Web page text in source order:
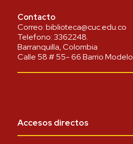
Contacto
Correo:biblioteca@cuc.edu.co
Telefono:3362248.
Barranquilla, Colombia
Calle 58 # 55- 66 Barrio Modelo
Accesos directos